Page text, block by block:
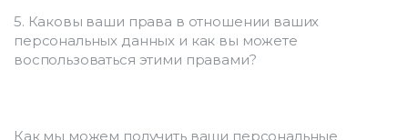
5. Каковы ваши права в отношении ваших
персональных данных и как вы можете
воспользоваться этими правами?
Как мы можем получить ваши персональные